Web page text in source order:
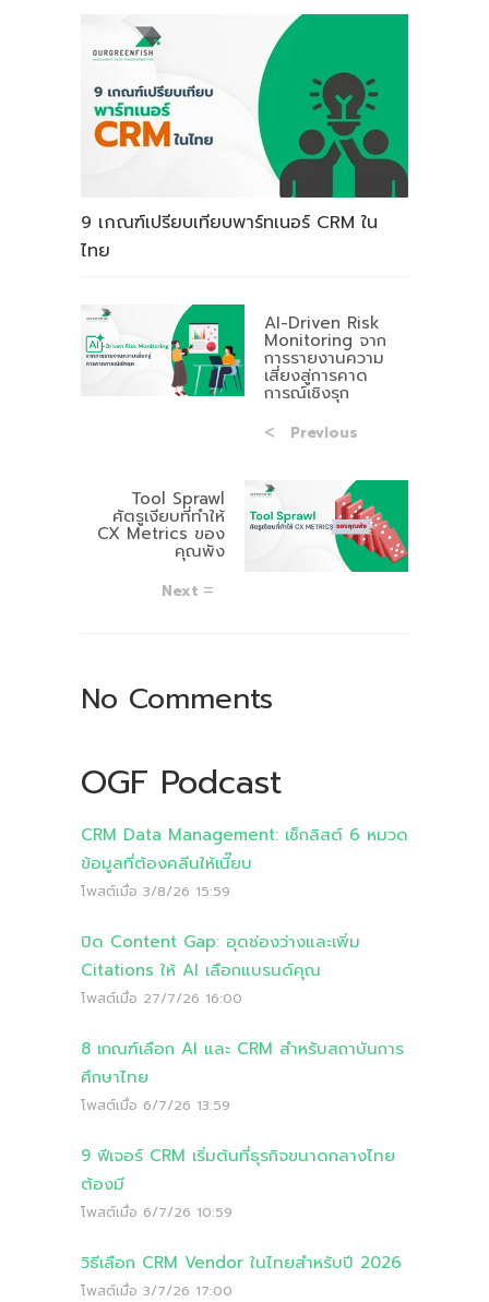
9 เกณฑ์เปรียบเทียบพาร์ทเนอร์ CRM ใน
ไทย
AI-Driven Risk
Monitoring จาก
การรายงานความ
เสี่ยงสู่การคาด
การณ์เชิงรุก
Previous
Tool Sprawl
ศัตรูเงียบที่ทำให้
CX Metrics ของ
คุณพัง
Next
No Comments
OGF Podcast
CRM Data Management: เช็กลิสต์ 6 หมวด
ข้อมูลที่ต้องคลีนให้เนี๊ยบ
โพสต์เมื่อ 3/8/26 15:59
ปิด Content Gap: อุดช่องว่างและเพิ่ม
Citations ให้ AI เลือกแบรนด์คุณ
โพสต์เมื่อ 27/7/26 16:00
8 เกณฑ์เลือก AI และ CRM สำหรับสถาบันการ
ศึกษาไทย
โพสต์เมื่อ 6/7/26 13:59
9 ฟีเจอร์ CRM เริ่มต้นที่ธุรกิจขนาดกลางไทย
ต้องมี
โพสต์เมื่อ 6/7/26 10:59
วิธีเลือก CRM Vendor ในไทยสำหรับปี 2026
โพสต์เมื่อ 3/7/26 17:00